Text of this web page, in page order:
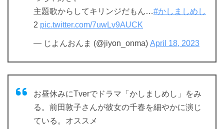
主題歌からしてキリンジだもん…#かしましめし
2 pic.twitter.com/7uwLv9AUCK
— じよんおんま (@jiyon_onma) April 18, 2023
お昼休みにTverでドラマ「かしましめし」をみ
る。前田敦子さんが彼女の千春を細やかに演じ
ている。オススメ